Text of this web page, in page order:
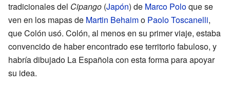
tradicionales del Cipango (Japón) de Marco Poloque se
ven en los mapas de Martin Behaimo Paolo Toscanelli,
que Colón usó. Colón, al menos en su primer viaje, estaba
convencido de haber encontrado ese territorio fabuloso, y
habría dibujado La Española con esta forma para apoyar
su idea.